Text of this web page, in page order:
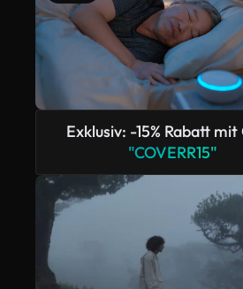
Exklusiv: -15% Rabatt mit
"COVERR15"